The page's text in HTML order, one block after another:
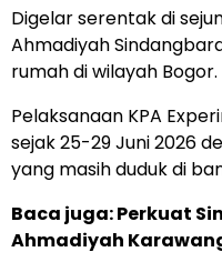
Digelar serentak di
Ahmadiyah
rumah di wilayah Bogor.
Pelaksanaan KPA
sejak 25-29 Juni 2026
yang masih duduk di
Baca juga:Perkuat
Ahmadiyah